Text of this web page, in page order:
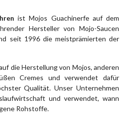
ist Mojos Guachinerfe auf dem
Hersteller von Mojo-Saucen
seit 1996 die meistprämierten der
die Herstellung von Mojos, anderen
Cremes und verwendet dafür
Qualität. Unser Unternehmen
und verwendet, wann
Rohstoffe.